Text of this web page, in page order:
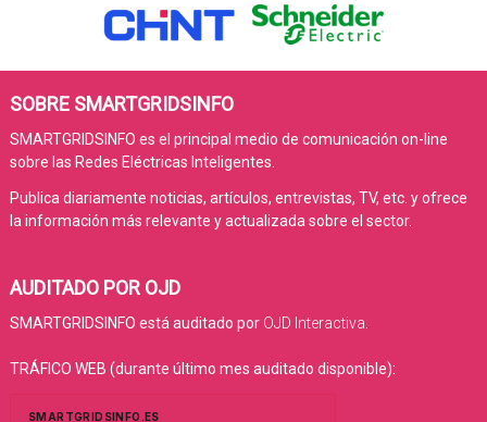
SOBRE SMARTGRIDSINFO
SMARTGRIDSINFO es el principal medio de comunicación on-line
sobre las Redes Eléctricas Inteligentes.
Publica diariamente noticias, artículos, entrevistas, TV, etc. y ofrece
la información más relevante y actualizada sobre el sector.
AUDITADO POR OJD
SMARTGRIDSINFO está auditado por OJD Interactiva
TRÁFICO WEB (durante último mes auditado disponible):